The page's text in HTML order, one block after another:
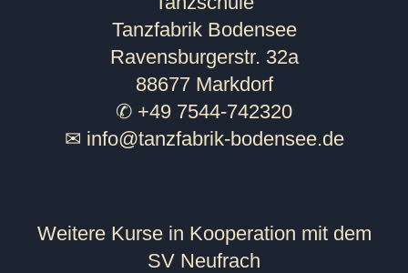
Tanzfabrik Bodensee
Ravensburgerstr. 32a
88677 Markdorf
✆ +49 7544-742320
✉ info@tanzfabrik-bodensee.de
Weitere Kurse in Kooperation mit dem
SV Neufrach